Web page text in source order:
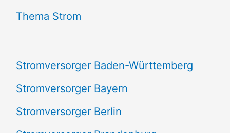
n
h
:
Thema Strom
Stromversorger Baden-Württemberg
Stromversorger Bayern
Stromversorger Berlin